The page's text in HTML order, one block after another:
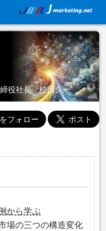
役社長 松田久一
から学ぶ
場の三つの構造変化